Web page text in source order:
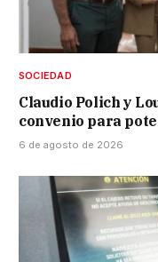
SOCIEDAD
Claudio Polich y
convenio para
6 de agosto de 2026